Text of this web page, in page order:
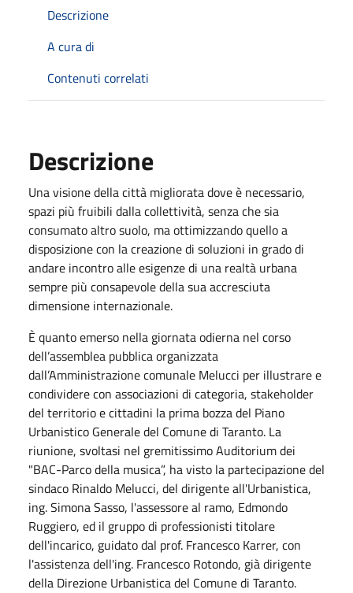
Descrizione
A cura di
Contenuti correlati
Descrizione
Una visione della città migliorata dove è necessario,
spazi più fruibili dalla collettività, senza che sia
consumato altro suolo, ma ottimizzando quello a
disposizione con la creazione di soluzioni in grado di
andare incontro alle esigenze di una realtà urbana
sempre più consapevole della sua accresciuta
dimensione internazionale.
È quanto emerso nella giornata odierna nel corso
dell’assemblea pubblica organizzata
dall’Amministrazione comunale Melucci per illustrare e
condividere con associazioni di categoria, stakeholder
del territorio e cittadini la prima bozza del Piano
Urbanistico Generale del Comune di Taranto. La
riunione, svoltasi nel gremitissimo Auditorium dei
"BAC-Parco della musica”, ha visto la partecipazione del
sindaco Rinaldo Melucci, del dirigente all'Urbanistica,
ing. Simona Sasso, l'assessore al ramo, Edmondo
Ruggiero, ed il gruppo di professionisti titolare
dell'incarico, guidato dal prof. Francesco Karrer, con
l'assistenza dell'ing. Francesco Rotondo, già dirigente
della Direzione Urbanistica del Comune di Taranto.